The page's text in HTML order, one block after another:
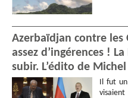
Azerbaïdjan contre les
assez d’ingérences !
subir. L’édito de
Il fut